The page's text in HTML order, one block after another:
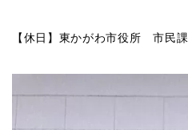
【休日】東かがわ市役所 市民課